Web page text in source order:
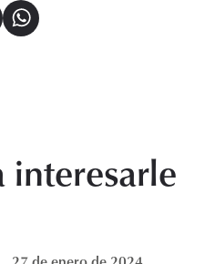
interesarle